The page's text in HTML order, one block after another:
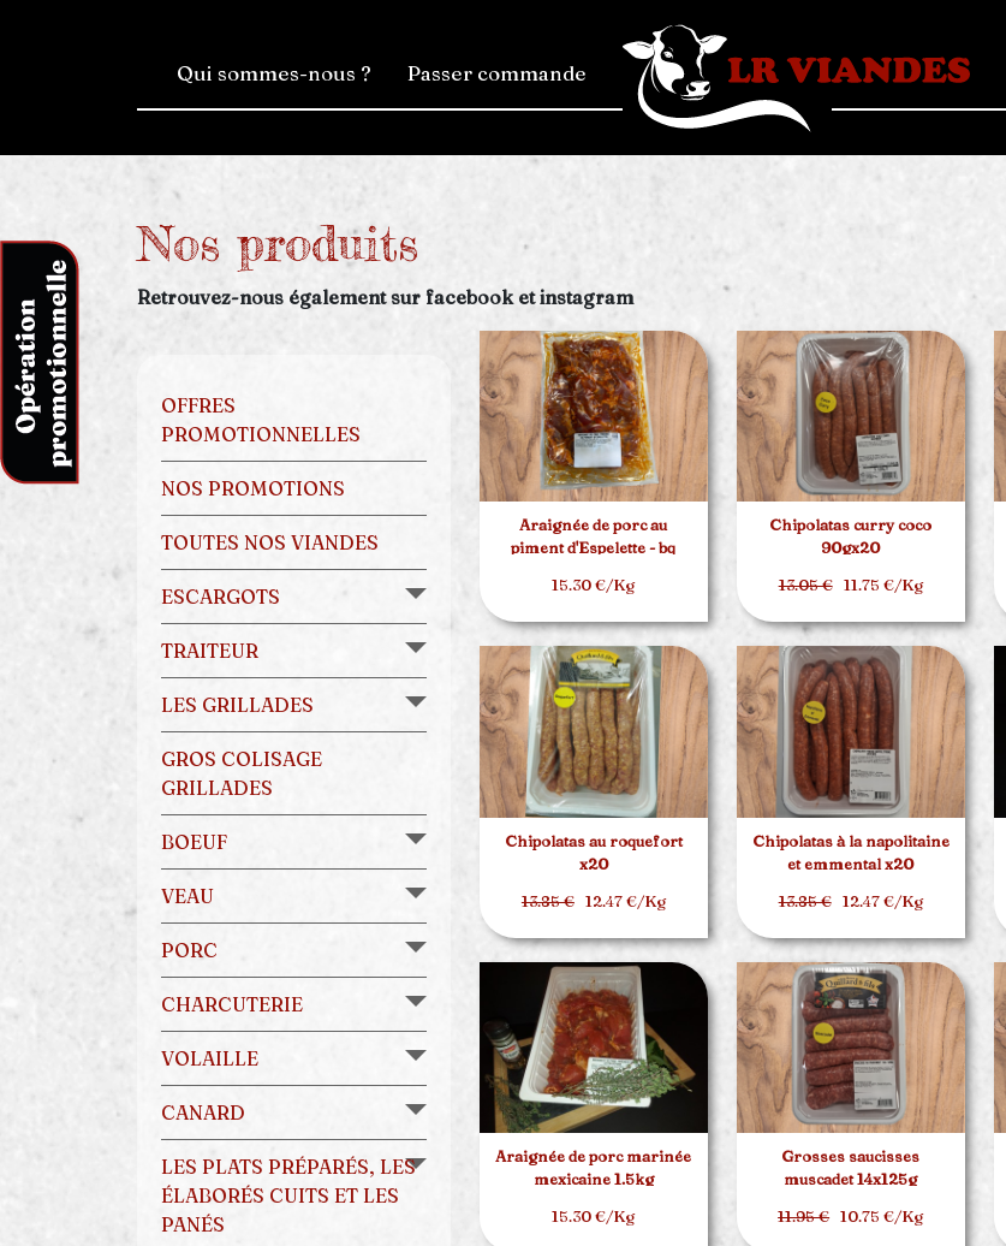
Qui sommes-nous ? Passer commande
Nos produits
Retrouvez-nous également sur facebook et instagram
OFFRES
PROMOTIONNELLES
NOS PROMOTIONS
TOUTES NOS VIANDES
ESCARGOTS
TRAITEUR
LES GRILLADES
GROS COLISAGE
GRILLADES
BOEUF
VEAU
PORC
CHARCUTERIE
VOLAILLE
CANARD
LES PLATS PRÉPARÉS, LES
ÉLABORÉS CUITS ET LES
PANÉS
Araignée de porc au
piment d'Espelette - bq
15.30 €/Kg
Chipolatas curry coco
90gx20
13.05 €11.75 €/Kg
Chipolatas au roquefort
x20
13.85 €12.47 €/Kg
Chipolatas à la napolitaine
et emmental x20
13.85 €12.47 €/Kg
Araignée de porc marinée
mexicaine 1.5kg
15.30 €/Kg
Grosses saucisses
muscadet 14x125g
11.95 €10.75 €/Kg